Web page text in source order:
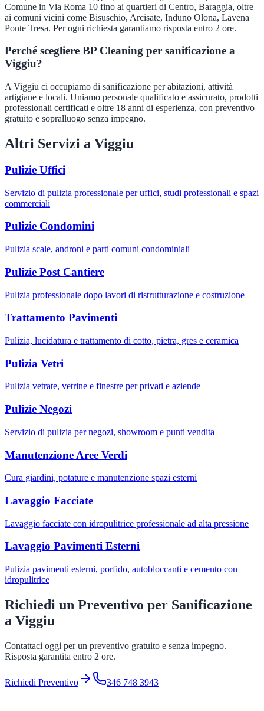
Comune in Via Roma 10 fino ai quartieri di Centro, Baraggia, oltre
ai comuni vicini come Bisuschio, Arcisate, Induno Olona, Lavena
Ponte Tresa. Per ogni richiesta garantiamo risposta entro 2 ore.
Perché scegliere BP Cleaning per sanificazione a
Viggiu?
A Viggiu ci occupiamo di sanificazione per abitazioni, attività
artigiane e locali. Uniamo personale qualificato e assicurato, prodotti
professionali certificati e oltre 18 anni di esperienza, con preventivo
gratuito e sopralluogo senza impegno.
Altri Servizi a Viggiu
Pulizie Uffici
Servizio di pulizia professionale per uffici, studi professionali e spazi
commerciali
Pulizie Condomini
Pulizia scale, androni e parti comuni condominiali
Pulizie Post Cantiere
Pulizia professionale dopo lavori di ristrutturazione e costruzione
Trattamento Pavimenti
Pulizia, lucidatura e trattamento di cotto, pietra, gres e ceramica
Pulizia Vetri
Pulizia vetrate, vetrine e finestre per privati e aziende
Pulizie Negozi
Servizio di pulizia per negozi, showroom e punti vendita
Manutenzione Aree Verdi
Cura giardini, potature e manutenzione spazi esterni
Lavaggio Facciate
Lavaggio facciate con idropulitrice professionale ad alta pressione
Lavaggio Pavimenti Esterni
Pulizia pavimenti esterni, porfido, autobloccanti e cemento con
idropulitrice
Richiedi un Preventivo per Sanificazione
a Viggiu
Contattaci oggi per un preventivo gratuito e senza impegno.
Risposta garantita entro 2 ore.
Richiedi Preventivo 346 748 3943